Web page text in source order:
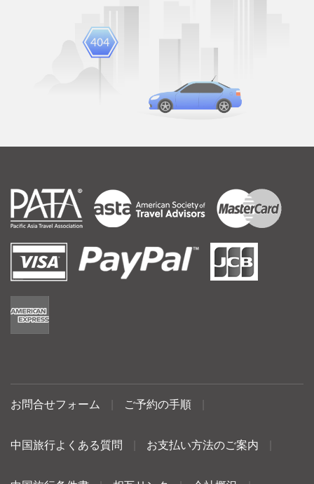
お問合せフォーム ご予約の手順
中国旅行よくある質問 お支払い方法のご案内